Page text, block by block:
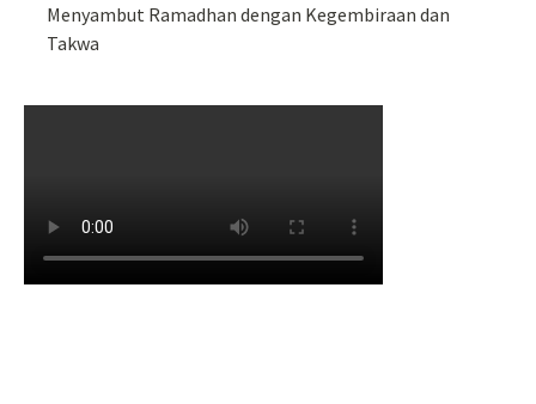
Menyambut Ramadhan dengan Kegembiraan dan
Takwa